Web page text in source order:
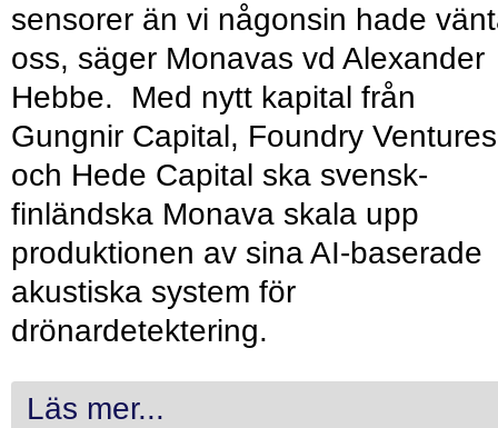
sensorer än vi någonsin hade
oss, säger Monavas vd Alexander
Hebbe. Med nytt kapital från
Gungnir Capital, Foundry Ventures
och Hede Capital ska svensk-
finländska Monava skala upp
produktionen av sina AI-baserade
akustiska system för
drönardetektering.
Läs mer...